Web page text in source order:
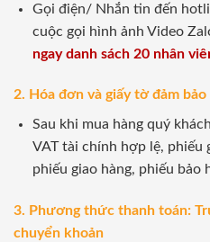
Gọi điện/ Nhắn tin đến
cuộc gọi hình ảnh Video
ngay danh sách 20 nhân
2. Hóa đơn và giấy tờ đảm bảo
Sau khi mua hàng quý
VAT tài chính hợp lệ, phiếu
phiếu giao hàng, phiếu bảo
3. Phương thức thanh toán:
chuyển khoản